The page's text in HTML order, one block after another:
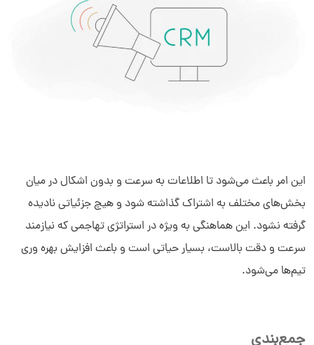
این امر باعث می‌شود تا اطلاعات به سرعت و بدون اشکال در میان
بخش‌های مختلف به اشتراک گذاشته شود و هیچ جزئیاتی نادیده
گرفته نشود. این هماهنگی به ‌ویژه در استراتژی تهاجمی که نیازمند
سرعت و دقت بالاست، بسیار حیاتی است و باعث افزایش بهره ‌وری
تیم‌ها می‌شود.
جمع‌بندی